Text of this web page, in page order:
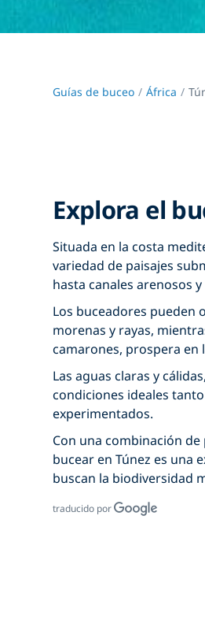
Guías de buceo África
Explora el
Situada en la costa
variedad de paisajes
hasta canales arenosos
Los buceadores pueden
morenas y rayas,
camarones, prospera en
Las aguas claras y
condiciones ideales
experimentados.
Con una combinación
bucear en Túnez es una
buscan la biodiversidad
traducido por